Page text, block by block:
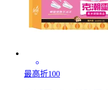
最高折100